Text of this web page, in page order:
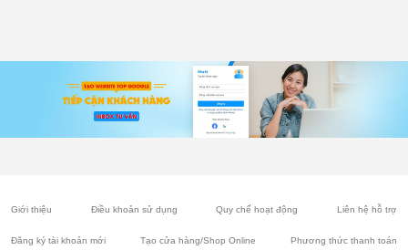
Giới thiệu Điều khoản sử dụng Quy chế hoạt động Liên hệ hỗ trợ
Đăng ký tài khoản mới Tạo cửa hàng/Shop Online Phương thức thanh toán